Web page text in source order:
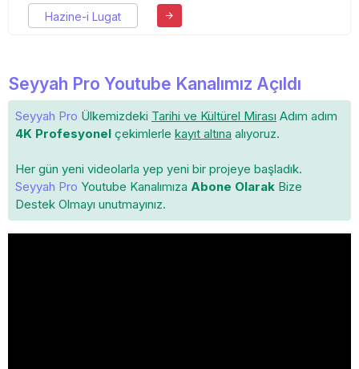
Hazine-i Lugat
Seyyah Pro Youtube Kanalımız Açıldı
Seyyah Pro Ülkemizdeki Tarihi ve Kültürel Mirası Adım adım
4K Profesyonel çekimlerle kayıt altına alıyoruz.
Her gün yeni videolarla yep yeni bir projeye başladık.
Seyyah Pro Youtube Kanalımıza Abone Olarak Bize
Destek Olmayı unutmayınız.